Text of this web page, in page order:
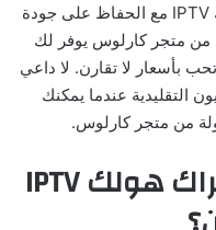
إذا كنت تبحث عن أرخص اشتراك هولك IPTV مع الحفاظ على جودة
البث، فإليك الحل. اشتراك هولك IPTV من متجر كارلوس يوفر لك
بأسعار لا تقارن. لا داعي
التقليدية عندما يمكنك
من متجر كارلوس.
كيف تحصل على اشتراك هولك IPTV